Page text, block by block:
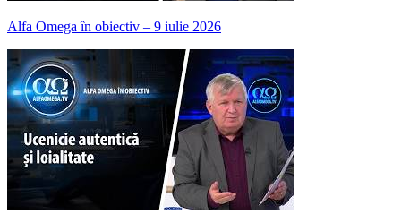
Alfa Omega în obiectiv – 9 iulie 2026